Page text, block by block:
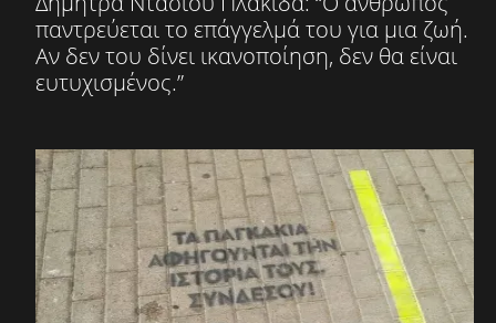
παντρεύεται το επάγγελμά του για μια ζωή.
Αν δεν του δίνει ικανοποίηση, δεν θα είναι
ευτυχισμένος.”